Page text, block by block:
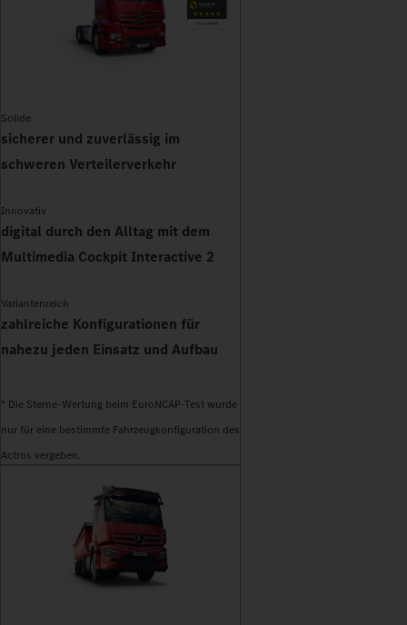
Solide
sicherer und zuverlässig im
schweren Verteilerverkehr
Innovativ
digital durch den Alltag mit dem
Multimedia Cockpit Interactive 2
Variantenreich
zahlreiche Konfigurationen für
nahezu jeden Einsatz und Aufbau
* Die Sterne-Wertung beim EuroNCAP-Test wurde
nur für eine bestimmte Fahrzeugkonfiguration des
Actros vergeben.